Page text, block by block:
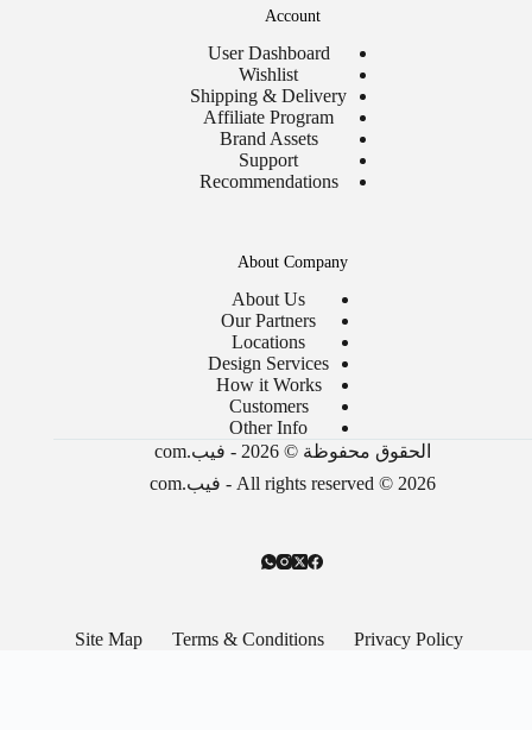
Account
User Dashboard
Wishlist
Shipping & Delivery
Affiliate Program
Brand Assets
Support
Recommendations
About Company
About Us
Our Partners
Locations
Design Services
How it Works
Customers
Other Info
الحقوق محفوظة © 2026 - فيب.com
All rights reserved © 2026 - فيب.com
Privacy Policy
Terms & Conditions
Site Map